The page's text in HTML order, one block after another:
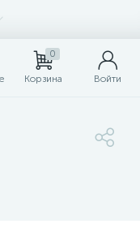
0
Корзина Войти